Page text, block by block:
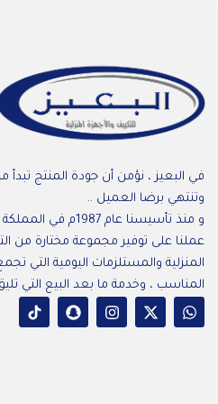
في البعيز ، نؤمن أن جودة المنتج تبدأ
وتنتهي برضا العميل ..
و منذ تأسيسنا عام
عملنا على توفير مجموعة مختارة من
المنزلية والمستلزمات اليومية التي
المناسب ، وخدمة ما بعد البيع التي